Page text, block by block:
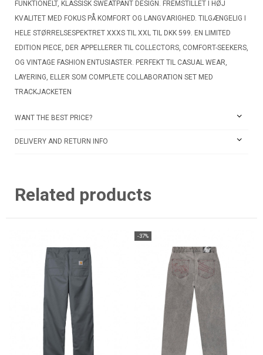
FUNKTIONELT, KLASSISK SWEATPANT DESIGN. FREMSTILLET I HØJ
KVALITET MED FOKUS PÅ KOMFORT OG LANGVARIGHED. TILGÆNGELIG I
HELE STØRRELSESPEKTRET XXXS TIL XXL TIL DKK 599. EN LIMITED
EDITION PIECE, DER APPELLERER TIL COLLECTORS, COMFORT-SEEKERS,
OG VINTAGE FASHION ENTUSIASTER. PERFEKT TIL CASUAL WEAR,
LAYERING, ELLER SOM COMPLETE COLLABORATION SET MED
TRACKJACKETEN
WANT THE BEST PRICE?
DELIVERY AND RETURN INFO
Related products
-37%